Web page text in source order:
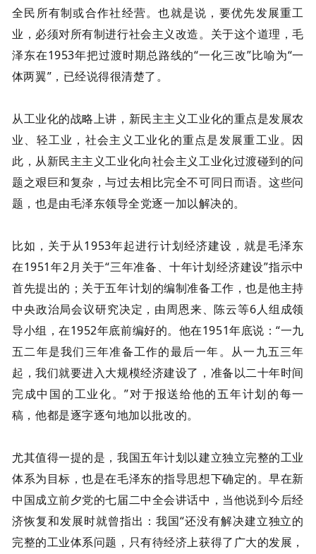
全民所有制或合作社经营。也就是说，要优先发展重工
业，必须对所有制进行社会主义改造。关于这个道理，毛
泽东在1953年把过渡时期总路线的“一化三改”比喻为“一
体两翼”，已经说得很清楚了。
从工业化的战略上讲，新民主主义工业化的重点是发展农
业、轻工业，社会主义工业化的重点是发展重工业。因
此，从新民主主义工业化向社会主义工业化过渡碰到的问
题之艰巨和复杂，与过去相比完全不可同日而语。这些问
题，也是由毛泽东领导全党逐一加以解决的。
比如，关于从1953年起进行计划经济建设，就是毛泽东
在1951年2月关于“三年准备、十年计划经济建设”指示中
首先提出的；关于五年计划的编制准备工作，也是他主持
中央政治局会议研究决定，由周恩来、陈云等6人组成领
导小组，在1952年底前编好的。他在1951年底说：“一九
五二年是我们三年准备工作的最后一年。从一九五三年
起，我们就要进入大规模经济建设了，准备以二十年时间
完成中国的工业化。”对于报送给他的五年计划的每一
稿，他都是逐字逐句地加以批改的。
尤其值得一提的是，我国五年计划以建立独立完整的工业
体系为目标，也是在毛泽东的指导思想下确定的。早在新
中国成立前夕党的七届二中全会讲话中，当他说到今后经
济恢复和发展时就曾指出：我国“还没有解决建立独立的
完整的工业体系问题，只有待经济上获得了广大的发展，